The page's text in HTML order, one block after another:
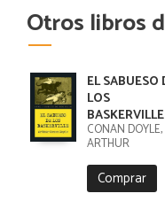
Otros libros
EL SABUESO
LOS
BASKERVILLE
CONAN DOYLE,
ARTHUR
Comprar